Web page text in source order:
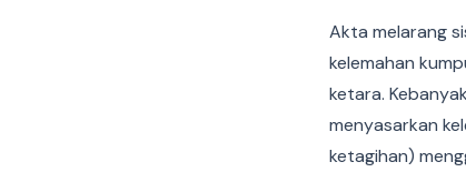
Akta melarang
kelemahan
ketara.
menyasarkan
ketagihan)